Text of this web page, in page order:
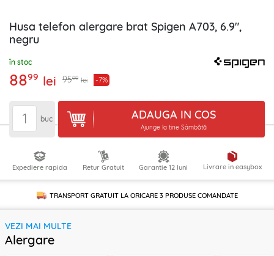
Husa telefon alergare brat Spigen A703, 6.9",
negru
în stoc
8899 lei 9599 lei -7%
buc ADAUGA IN COS
Ajunge la tine Sâmbătă
Expediere rapida Retur Gratuit Garantie 12 luni Livrare in easybox
TRANSPORT GRATUIT LA ORICARE 3 PRODUSECOMANDATE
VEZI MAI MULTE
Alergare